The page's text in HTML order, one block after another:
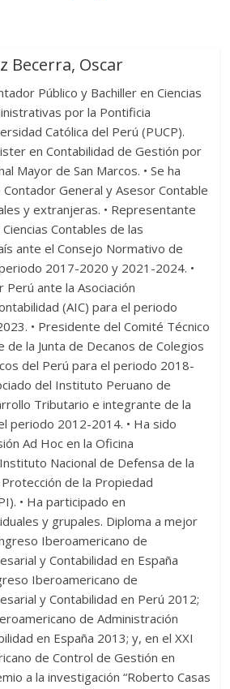
Becerra, Oscar
Público y Bachiller en Ciencias
por la Pontificia
Católica del Perú (PUCP).
en Contabilidad de Gestión por
Mayor de San Marcos. • Se ha
General y Asesor Contable
y extranjeras. • Representante
Contables de las
ante el Consejo Normativo de
2017-2020 y 2021-2024. •
ante la Asociación
(AIC) para el periodo
• Presidente del Comité Técnico
de la Junta de Decanos de Colegios
del Perú para el periodo 2018-
del Instituto Peruano de
Tributario e integrante de la
periodo 2012-2014. • Ha sido
Ad Hoc en la Oficina
Nacional de Defensa de la
de la Propiedad
• Ha participado en
y grupales. Diploma a mejor
Iberoamericano de
y Contabilidad en España
Iberoamericano de
y Contabilidad en Perú 2012;
de Administración
en España 2013; y, en el XXI
de Control de Gestión en
a la investigación “Roberto Casas